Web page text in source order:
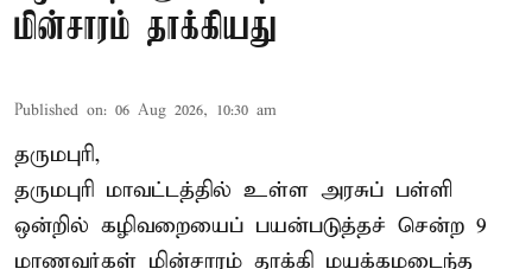
மின்சாரம் தாக்கியது
Published on: 06 Aug 2026, 10:30 am
தருமபுரி,
தருமபுரி மாவட்டத்தில் உள்ள அரசுப் பள்ளி
ஒன்றில் கழிவறையைப் பயன்படுத்தச் சென்ற 9
மாணவர்கள் மின்சாரம் தாக்கி மயக்கமடைந்த